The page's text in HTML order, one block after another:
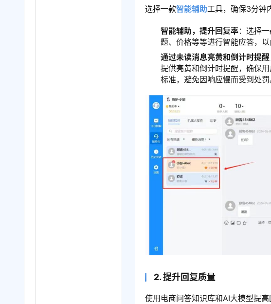
选择一款智能辅助工具，确保3分钟
智能辅助，提升回复率：选择
题、价格等等进行智能应答，以
通过未读消息亮黄和倒计时提醒
提供亮黄和倒计时提醒，确保
标准，避免因响应慢而受到处罚
2. 提升回复质量
使用电商问答知识库和AI大模型提